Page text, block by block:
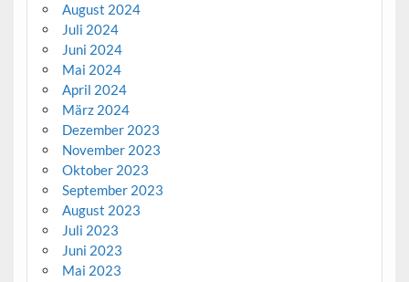
August 2024
Juli 2024
Juni 2024
Mai 2024
April 2024
März 2024
Dezember 2023
November 2023
Oktober 2023
September 2023
August 2023
Juli 2023
Juni 2023
Mai 2023